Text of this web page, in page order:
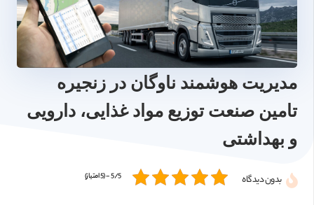
مدیریت هوشمند ناوگان در زنجیره
تامین صنعت توزیع مواد غذایی، دارویی
و بهداشتی
بدون دیدگاه 5/5 - (5 امتیاز)